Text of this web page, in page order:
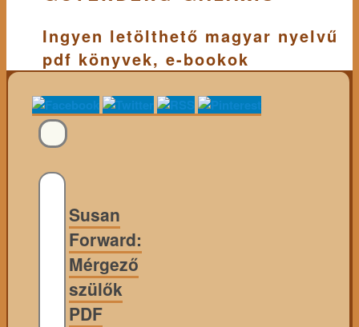
Ingyen letölthető magyar nyelvű
pdf könyvek, e-bookok
Susan
Forward:
Mérgező
szülők
PDF